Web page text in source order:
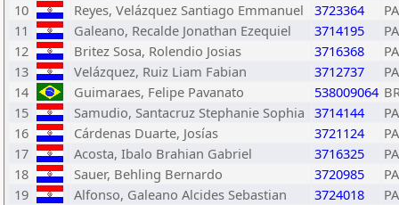
10
Reyes, Velázquez Santiago Emmanuel 3723364
11
Galeano, Recalde Jonathan Ezequiel 3714195
12
Britez Sosa, Rolendio Josias 3716368
13
Velázquez, Ruiz Liam Fabian 3712737
14
Guimaraes, Felipe Pavanato 538009064
15
Samudio, Santacruz Stephanie Sophia 3714144
16
Cárdenas Duarte, Josías 3721124
17
Acosta, Ibalo Brahian Gabriel 3716325
18
Sauer, Behling Bernardo 3720985
19
Alfonso, Galeano Alcides Sebastian 3724018